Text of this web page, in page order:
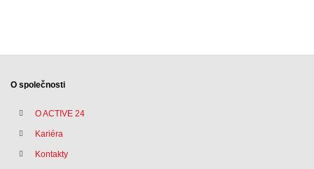
O společnosti
O ACTIVE 24
Kariéra
Kontakty